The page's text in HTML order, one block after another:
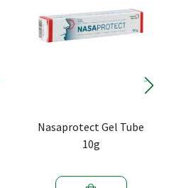
Nasaprotect Gel Tube
10g